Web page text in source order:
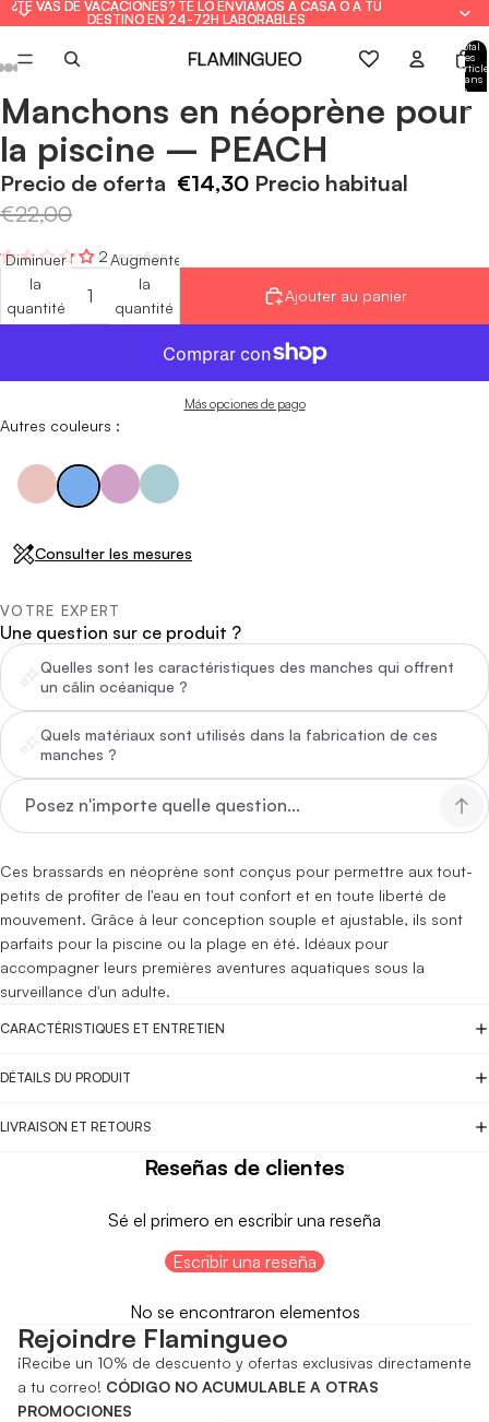
¿TE VAS DE VACACIONES? TE LO ENVIAMOS A CASA O A TU
DESTINO EN 24-72H LABORABLES
¿TE VAS DE VACACIONES? TE LO ENVIAMOS A CASA O A TU
DESTINO EN 24-72H LABORABLES
Total
des
dans
le
: 0
Ouvrir
l'image
en
plein
Ouvrir
l'image
en
plein
Ouvrir
l'image
en
plein
Ouvrir
l'image
en
plein
Ouvrir
l'image
en
plein
Ouvrir
l'image
en
plein
Ouvrir
l'image
en
plein
Manchons en néoprène pour
la piscine – PEACH
Precio de oferta €14,30 Precio habitual
€22,00
2 reseñas
Diminuer
la
quantité
Augmenter
la
quantité
Ajouter au panier
Más opciones de pago
Autres couleurs :
Consulter les mesures
VOTRE EXPERT
Une question sur ce produit ?
Quelles sont les caractéristiques des manches qui offrent
un câlin océanique ?
Quels matériaux sont utilisés dans la fabrication de ces
manches ?
Ces brassards en néoprène sont conçus pour permettre aux tout-
petits de profiter de l'eau en tout confort et en toute liberté de
mouvement. Grâce à leur conception souple et ajustable, ils sont
parfaits pour la piscine ou la plage en été. Idéaux pour
accompagner leurs premières aventures aquatiques sous la
surveillance d'un adulte.
CARACTÉRISTIQUES ET ENTRETIEN
DÉTAILS DU PRODUIT
LIVRAISON ET RETOURS
Reseñas de clientes
Sé el primero en escribir una reseña
Escribir una reseña
No se encontraron elementos
Rejoindre Flamingueo
¡Recibe un 10% de descuento y ofertas exclusivas directamente
a tu correo! CÓDIGO NO ACUMULABLE A OTRAS
PROMOCIONES